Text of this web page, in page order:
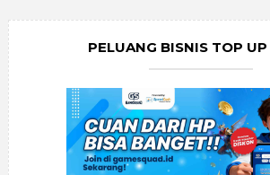
PELUANG BISNIS TOP UP